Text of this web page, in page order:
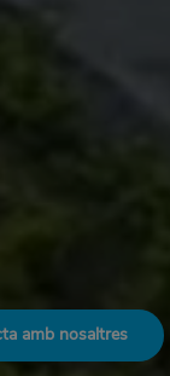
amb nosaltres